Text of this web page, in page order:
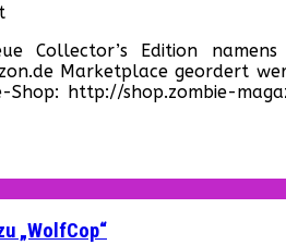
Phantastische
Filme
–
unserer
Collector’s
Edition
Collector’s Edition namens
Marketplace geordert
http://shop.zombie-
„WolfCop“